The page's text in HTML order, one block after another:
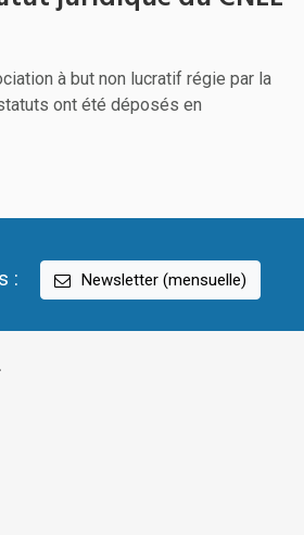
à but non lucratif régie par la
ont été déposés en
: Newsletter (mensuelle)